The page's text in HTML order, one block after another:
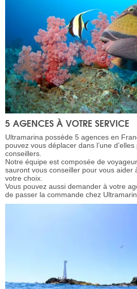
5 AGENCES À VOTRE SERVICE
Ultramarina possède 5 agences en
pouvez vous déplacer dans l’une
conseillers.
Notre équipe est composée de
sauront vous conseiller pour vous aider
votre choix.
Vous pouvez aussi demander à votre
de passer la commande chez